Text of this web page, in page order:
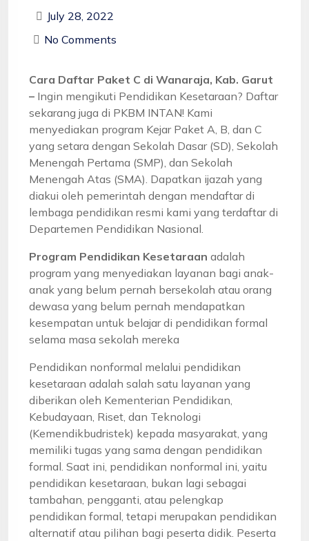
July 28, 2022
No Comments
Cara Daftar Paket C di Wanaraja, Kab. Garut
– Ingin mengikuti Pendidikan Kesetaraan? Daftar
sekarang juga di PKBM INTAN! Kami
menyediakan program Kejar Paket A, B, dan C
yang setara dengan Sekolah Dasar (SD), Sekolah
Menengah Pertama (SMP), dan Sekolah
Menengah Atas (SMA). Dapatkan ijazah yang
diakui oleh pemerintah dengan mendaftar di
lembaga pendidikan resmi kami yang terdaftar di
Departemen Pendidikan Nasional.
Program Pendidikan Kesetaraan adalah
program yang menyediakan layanan bagi anak-
anak yang belum pernah bersekolah atau orang
dewasa yang belum pernah mendapatkan
kesempatan untuk belajar di pendidikan formal
selama masa sekolah mereka
Pendidikan nonformal melalui pendidikan
kesetaraan adalah salah satu layanan yang
diberikan oleh Kementerian Pendidikan,
Kebudayaan, Riset, dan Teknologi
(Kemendikbudristek) kepada masyarakat, yang
memiliki tugas yang sama dengan pendidikan
formal. Saat ini, pendidikan nonformal ini, yaitu
pendidikan kesetaraan, bukan lagi sebagai
tambahan, pengganti, atau pelengkap
pendidikan formal, tetapi merupakan pendidikan
alternatif atau pilihan bagi peserta didik. Peserta